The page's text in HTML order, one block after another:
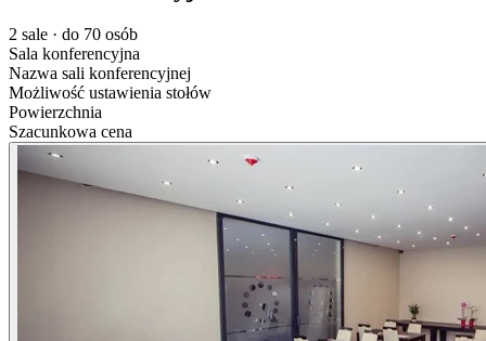
2 sale · do 70 osób
Sala konferencyjna
Nazwa sali konferencyjnej
Możliwość ustawienia stołów
Powierzchnia
Szacunkowa cena